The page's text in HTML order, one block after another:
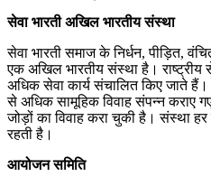
सेवा भारती अखिल भारतीय संस्था
सेवा भारती समाज के निर्धन, पीड़ित,
एक अखिल भारतीय संस्था है। राष्ट्रीय
अधिक सेवा कार्य संचालित किए जाते
से अधिक सामूहिक विवाह संपन्न कराए
जोड़ों का विवाह करा चुकी है। संस्था
रहती है।
आयोजन समिति